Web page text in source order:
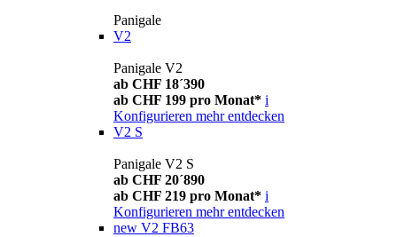
Panigale
V2
Panigale V2
ab CHF 18´390
ab CHF 199 pro Monat* i
Konfigurieren mehr entdecken
V2 S
Panigale V2 S
ab CHF 20´890
ab CHF 219 pro Monat* i
Konfigurieren mehr entdecken
new V2 FB63